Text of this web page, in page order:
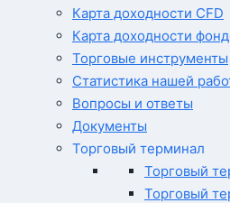
Карта доходности CFD
Карта доходности
Торговые инструменты
Статистика нашей
Вопросы и ответы
Документы
Торговый терминал
Торговый
Торговый